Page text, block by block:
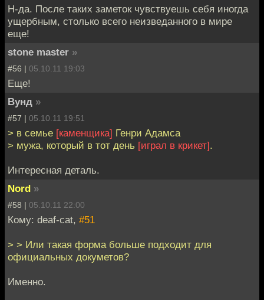
Н-да. После таких заметок чувствуешь себя иногда
ущербным, столько всего неизведанного в мире
еще!
stone master »
#56 | 05.10.11 19:03
Еще!
Вунд »
#57 | 05.10.11 19:51
> в семье [каменщика] Генри Адамса
> мужа, который в тот день [играл в крикет].
Интересная деталь.
Nord »
#58 | 05.10.11 22:00
Кому: deaf-cat, #51
> > Или такая форма больше подходит для
официальных докуметов?
Именно.